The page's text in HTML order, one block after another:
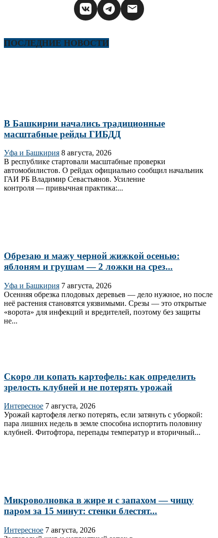
ПОСЛЕДНИЕ НОВОСТИ
В Башкирии начались традиционные
масштабные рейды ГИБДД
Уфа и Башкирия 8 августа, 2026
В республике стартовали масштабные проверки
автомобилистов. О рейдах официально сообщил начальник
ГАИ РБ Владимир Севастьянов. Усиление
контроля — привычная практика:...
Обрезаю и мажу черной жижкой осенью:
яблоням и грушам — 2 ложки на срез...
Уфа и Башкирия 7 августа, 2026
Осенняя обрезка плодовых деревьев — дело нужное, но после
неё растения становятся уязвимыми. Срезы — это открытые
«ворота» для инфекций и вредителей, поэтому без защиты
не...
Скоро ли копать картофель: как определить
зрелость клубней и не потерять урожай
Интересное 7 августа, 2026
Урожай картофеля легко потерять, если затянуть с уборкой:
пара лишних недель в земле способна испортить половину
клубней. Фитофтора, перепады температур и вторичный...
Микроволновка в жире и с запахом — чищу
паром за 15 минут: стенки блестят...
Интересное 7 августа, 2026